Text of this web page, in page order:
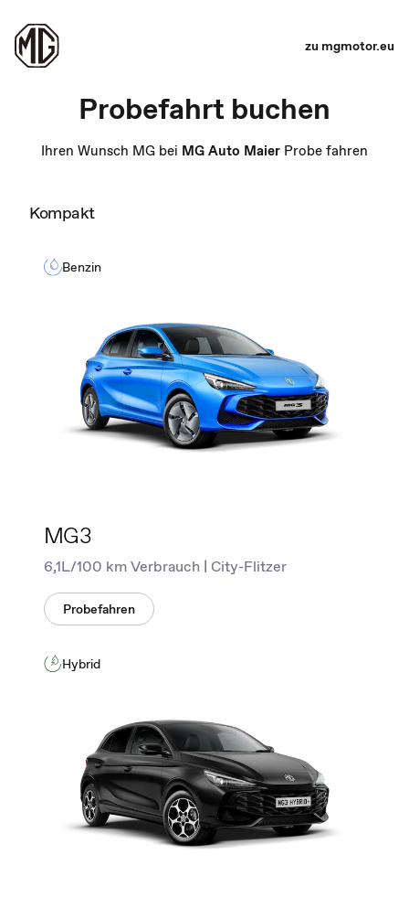
zu mgmotor.eu
Probefahrt buchen
Ihren Wunsch MG bei MG Auto Maier Probe fahren
Kompakt
Benzin
MG3
6,1L/100 km Verbrauch | City-Flitzer
Probefahren
Hybrid